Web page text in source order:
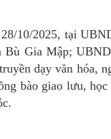
10/2025, tại
Gia Mập;
dạy văn hóa,
bào giao lưu,